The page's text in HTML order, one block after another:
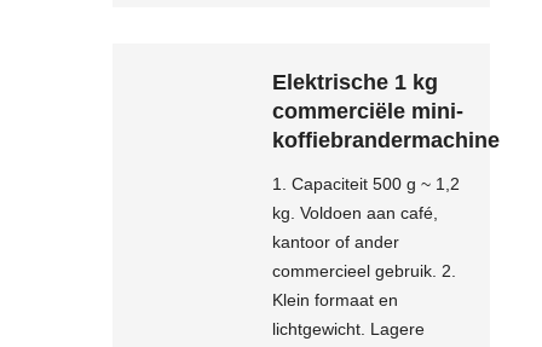
Elektrische 1 kg
commerciële mini-
koffiebrandermachine
1. Capaciteit 500 g ~ 1,2
kg. Voldoen aan café,
kantoor of ander
commercieel gebruik. 2.
Klein formaat en
lichtgewicht. Lagere